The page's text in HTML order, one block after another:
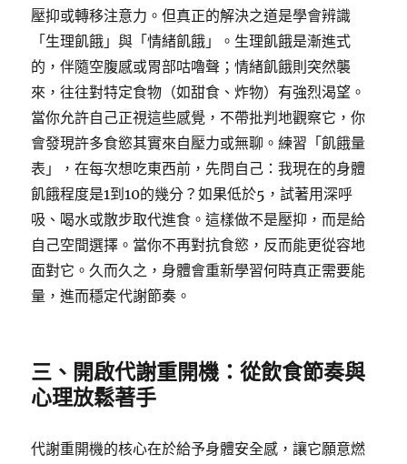
壓抑或轉移注意力。但真正的解決之道是學會辨識
「生理飢餓」與「情緒飢餓」。生理飢餓是漸進式
的，伴隨空腹感或胃部咕嚕聲；情緒飢餓則突然襲
來，往往對特定食物（如甜食、炸物）有強烈渴望。
當你允許自己正視這些感覺，不帶批判地觀察它，你
會發現許多食慾其實來自壓力或無聊。練習「飢餓量
表」，在每次想吃東西前，先問自己：我現在的身體
飢餓程度是1到10的幾分？如果低於5，試著用深呼
吸、喝水或散步取代進食。這樣做不是壓抑，而是給
自己空間選擇。當你不再對抗食慾，反而能更從容地
面對它。久而久之，身體會重新學習何時真正需要能
量，進而穩定代謝節奏。
三、開啟代謝重開機：從飲食節奏與
心理放鬆著手
代謝重開機的核心在於給予身體安全感，讓它願意燃